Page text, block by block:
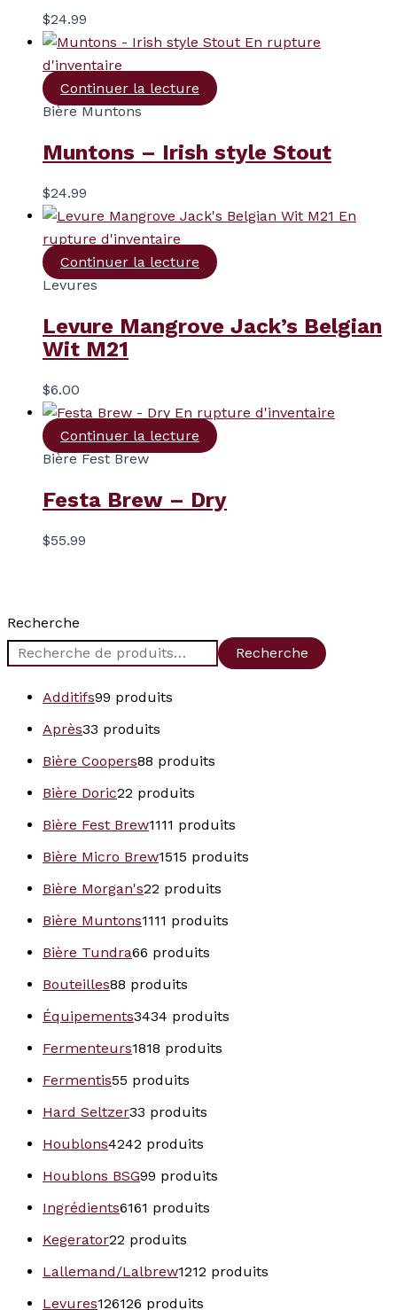
$24.99
En rupture
d'inventaire
Continuer la lecture
Bière Muntons
Muntons – Irish style Stout
$24.99
En
rupture d'inventaire
Continuer la lecture
Levures
Levure Mangrove Jack’s Belgian
Wit M21
$6.00
En rupture d'inventaire
Continuer la lecture
Bière Fest Brew
Festa Brew – Dry
$55.99
Recherche
Recherche
Additifs99 produits
Après33 produits
Bière Coopers88 produits
Bière Doric22 produits
Bière Fest Brew1111 produits
Bière Micro Brew1515 produits
Bière Morgan's22 produits
Bière Muntons1111 produits
Bière Tundra66 produits
Bouteilles88 produits
Équipements3434 produits
Fermenteurs1818 produits
Fermentis55 produits
Hard Seltzer33 produits
Houblons4242 produits
Houblons BSG99 produits
Ingrédients6161 produits
Kegerator22 produits
Lallemand/Lalbrew1212 produits
Levures126126 produits